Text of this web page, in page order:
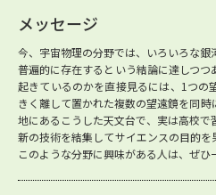
メッセージ
今、宇宙物理の分野では、いろいろな
普遍的に存在するという結論に達しつ
起きているのかを直接見るには、1つの
きく離して置かれた複数の望遠鏡を同
地にあるこうした天文台で、実は高校
新の技術を結集してサイエンスの目的を
このような分野に興味がある人は、ぜひ